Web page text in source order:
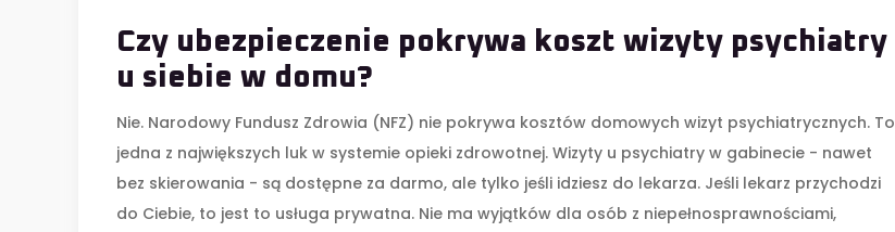
Czy ubezpieczenie pokrywa koszt wizyty psychiatry
u siebie w domu?
Nie. Narodowy Fundusz Zdrowia (NFZ) nie pokrywa kosztów domowych wizyt psychiatrycznych. To
jedna z największych luk w systemie opieki zdrowotnej. Wizyty u psychiatry w gabinecie - nawet
bez skierowania - są dostępne za darmo, ale tylko jeśli idziesz do lekarza. Jeśli lekarz przychodzi
do Ciebie, to jest to usługa prywatna. Nie ma wyjątków dla osób z niepełnosprawnościami,